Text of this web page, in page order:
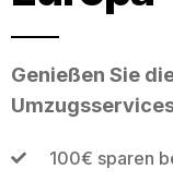
Genießen Sie
100€ sparen